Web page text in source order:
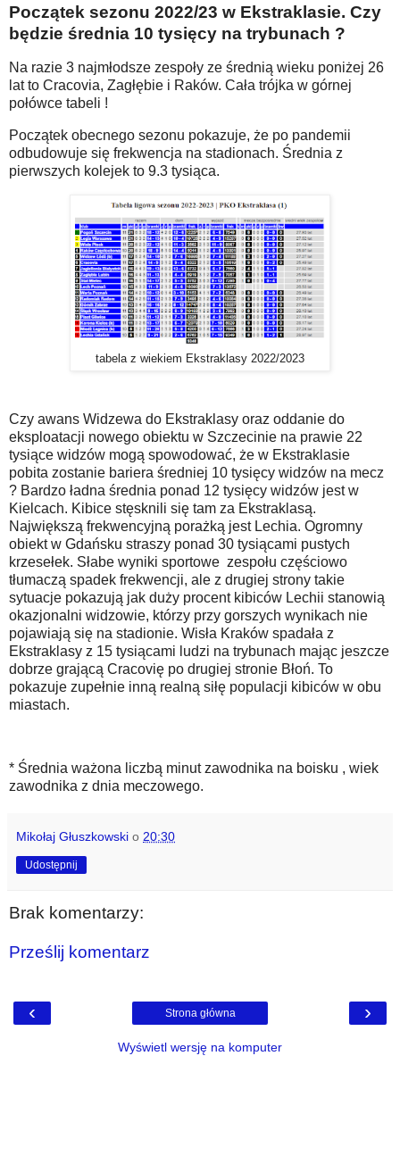
Początek sezonu 2022/23 w Ekstraklasie. Czy
będzie średnia 10 tysięcy na trybunach ?
Na razie 3 najmłodsze zespoły ze średnią wieku poniżej 26
lat to Cracovia, Zagłębie i Raków. Cała trójka w górnej
połówce tabeli !
Początek obecnego sezonu pokazuje, że po pandemii
odbudowuje się frekwencja na stadionach. Średnia z
pierwszych kolejek to 9.3 tysiąca.
tabela z wiekiem Ekstraklasy 2022/2023
Czy awans Widzewa do Ekstraklasy oraz oddanie do
eksploatacji nowego obiektu w Szczecinie na prawie 22
tysiące widzów mogą spowodować, że w Ekstraklasie
pobita zostanie bariera średniej 10 tysięcy widzów na mecz
? Bardzo ładna średnia ponad 12 tysięcy widzów jest w
Kielcach. Kibice stęsknili się tam za Ekstraklasą.
Największą frekwencyjną porażką jest Lechia. Ogromny
obiekt w Gdańsku straszy ponad 30 tysiącami pustych
krzesełek. Słabe wyniki sportowe zespołu częściowo
tłumaczą spadek frekwencji, ale z drugiej strony takie
sytuacje pokazują jak duży procent kibiców Lechii stanowią
okazjonalni widzowie, którzy przy gorszych wynikach nie
pojawiają się na stadionie. Wisła Kraków spadała z
Ekstraklasy z 15 tysiącami ludzi na trybunach mając jeszcze
dobrze grającą Cracovię po drugiej stronie Błoń. To
pokazuje zupełnie inną realną siłę populacji kibiców w obu
miastach.
* Średnia ważona liczbą minut zawodnika na boisku , wiek
zawodnika z dnia meczowego.
Mikołaj Głuszkowski o 20:30
Udostępnij
Brak komentarzy:
Prześlij komentarz
‹ ›
Strona główna
Wyświetl wersję na komputer